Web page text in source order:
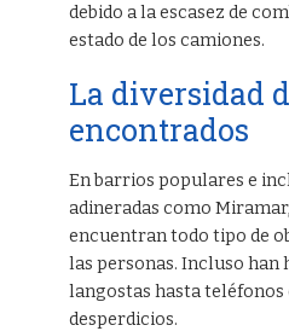
debido a la escasez de
estado de los camiones.
La diversidad
encontrados
En barrios populares e
adineradas como
encuentran todo tipo de
las personas. Incluso han
langostas hasta
desperdicios.